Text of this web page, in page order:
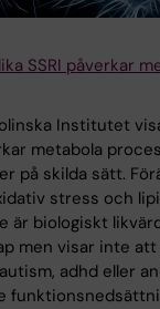
SSRI påverkar
Institutet
metabola
på skilda sätt.
stress och
är biologiskt
men visar inte att
adhd eller